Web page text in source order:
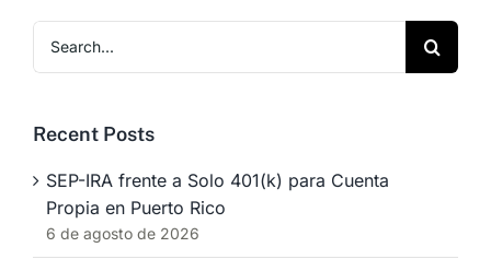
for:
Recent Posts
SEP-IRA frente a Solo 401(k) para Cuenta
Propia en Puerto Rico
6 de agosto de 2026